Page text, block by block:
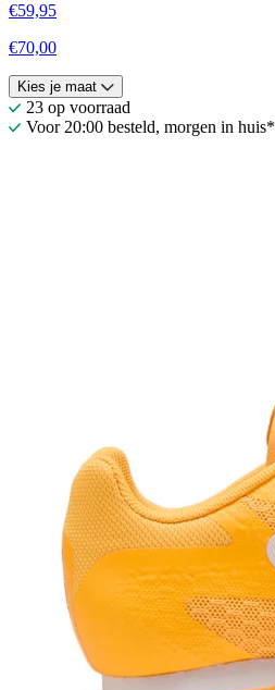
€59,95
€70,00
Kies je maat
23 op voorraad
Voor 20:00 besteld, morgen in huis*